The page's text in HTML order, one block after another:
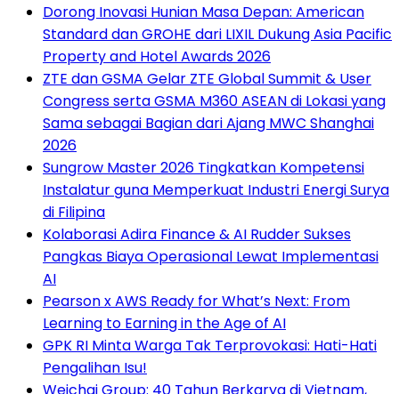
Dorong Inovasi Hunian Masa Depan: American
Standard dan GROHE dari LIXIL Dukung Asia Pacific
Property and Hotel Awards 2026
ZTE dan GSMA Gelar ZTE Global Summit & User
Congress serta GSMA M360 ASEAN di Lokasi yang
Sama sebagai Bagian dari Ajang MWC Shanghai
2026
Sungrow Master 2026 Tingkatkan Kompetensi
Instalatur guna Memperkuat Industri Energi Surya
di Filipina
Kolaborasi Adira Finance & AI Rudder Sukses
Pangkas Biaya Operasional Lewat Implementasi
AI
Pearson x AWS Ready for What’s Next: From
Learning to Earning in the Age of AI
GPK RI Minta Warga Tak Terprovokasi: Hati-Hati
Pengalihan Isu!
Weichai Group: 40 Tahun Berkarya di Vietnam,